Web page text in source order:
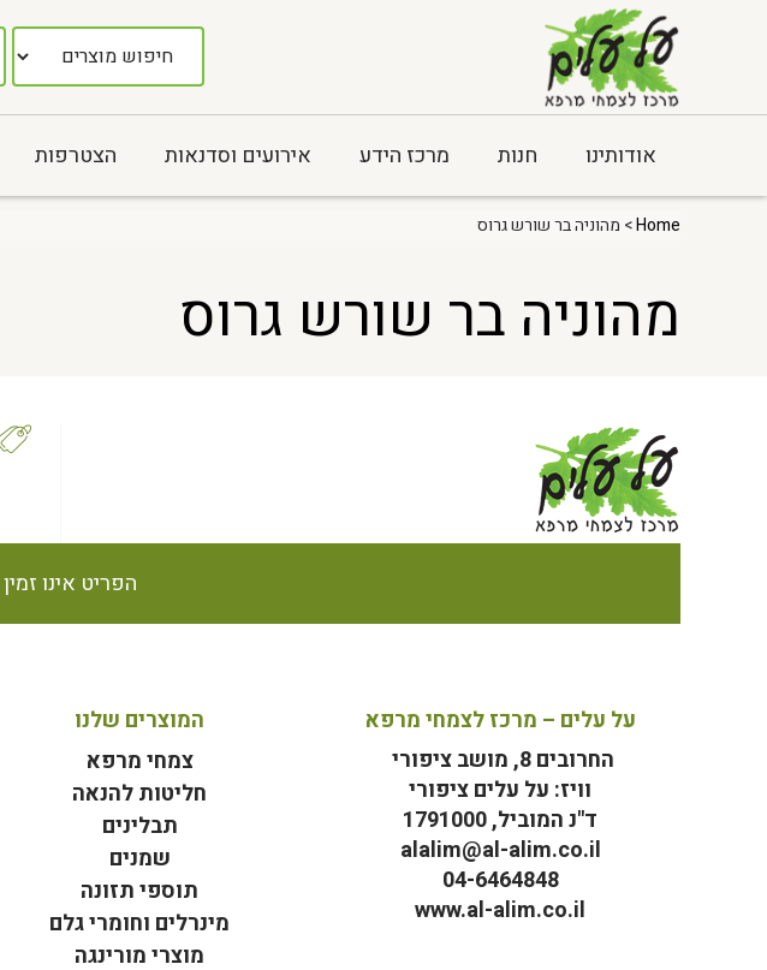
אודותינו חנות מרכז הידע אירועים וסדנאות הצטרפות
Home> מהוניה בר שורש גרוס
מהוניה בר שורש גרוס
הפריט אינו
על עלים – מרכז לצמחי מרפא
החרובים 8, מושב ציפורי
וויז: על עלים ציפורי
ד"נ המוביל, 1791000
alalim@al-alim.co.il
04-6464848
www.al-alim.co.il
המוצרים שלנו
צמחי מרפא
חליטות להנאה
תבלינים
שמנים
תוספי תזונה
מינרלים וחומרי גלם
מוצרי מורינגה